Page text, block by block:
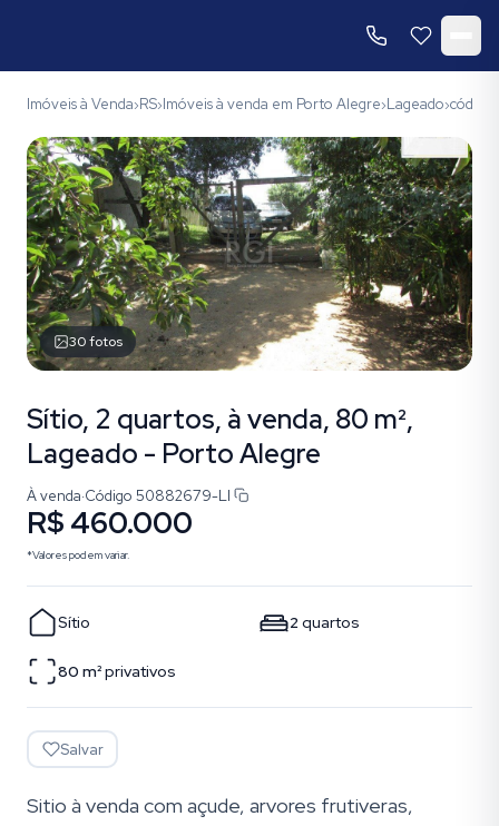
Imóveis à Venda›RS›Imóveis à venda em Porto Alegre›Lageado›
30fotos
Sítio, 2 quartos, à venda, 80 m²,
Lageado - Porto Alegre
À venda·Código 50882679-LI
R$ 460.000
*Valores podem variar.
Sítio 2 quartos
80 m²privativos
Salvar
Sitio à venda com açude, arvores frutiveras,